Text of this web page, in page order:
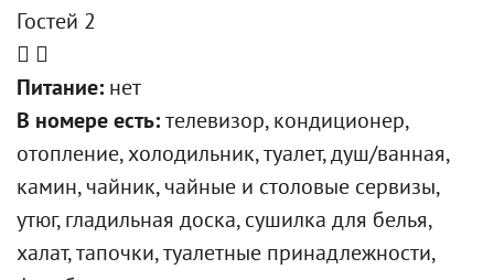
Гостей 2
Питание: нет
В номере есть: телевизор, кондиционер,
отопление, холодильник, туалет, душ/ванная,
камин, чайник, чайные и столовые сервизы,
утюг, гладильная доска, сушилка для белья,
халат, тапочки, туалетные принадлежности,